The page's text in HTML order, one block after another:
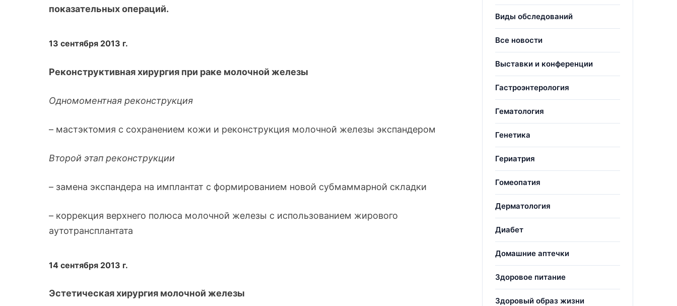
показательных операций.
13 сентября 2013 г.
Реконструктивная хирургия при раке молочной железы
Одномоментная реконструкция
– мастэктомия с сохранением кожи и реконструкция молочной железы экспандером
Второй этап реконструкции
– замена экспандера на имплантат с формированием новой субмаммарной складки
– коррекция верхнего полюса молочной железы с использованием жирового
аутотрансплантата
14 сентября 2013 г.
Эстетическая хирургия молочной железы
Виды обследований
Все новости
Выставки и конференции
Гастроэнтерология
Гематология
Генетика
Гериатрия
Гомеопатия
Дерматология
Диабет
Домашние аптечки
Здоровое питание
Здоровый образ жизни